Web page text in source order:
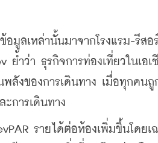
เหล่านั้นมาจากโรงแรม-รีสอ
ย้ำว่า ธุรกิจการท่องเที่ยวในเอ
ลังของการเดินทาง เมื่อทุกคน
การเดินทาง
รายได้ต่อห้องเพิ่มขึ้นโดยเ